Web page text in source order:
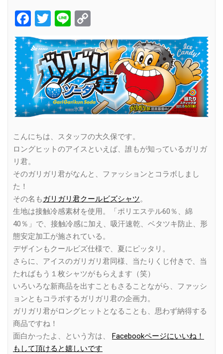
Facebook
Twitter
Line
Link
こんにちは、スタッフの大久保です。
ロングヒットのアイスといえば、誰もが知っているガリガ
リ君。
そのガリガリ君がなんと、ファッションとコラボしまし
た！
その名も ガリガリ君クールビズシャツ。
生地は接触冷感素材を使用。「ポリエステル60％、綿
40％」で、接触冷感に加え、吸汗速乾、ベタツキ防止、形
態安定加工が施されている。
デザインもクールビズ仕様で、夏にピッタリ。
さらに、アイスのガリガリ君同様、当たりくじ付きで、当
たればもう１枚シャツがもらえます（笑）
いろいろな新商品を出すこともさることながら、ファッシ
ョンともコラボするガリガリ君の企画力。
ガリガリ君がロングヒットとなることも、思わず納得する
商品ですね！
面白かったよ、という方は、 Facebookページにいいね！
もして頂けると嬉しいです